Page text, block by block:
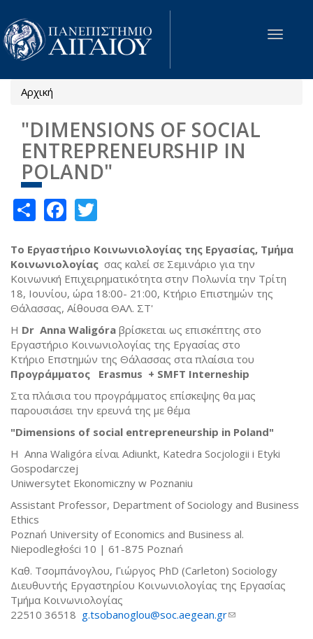
Παράκαμψη προς το κυρίως περιεχόμενο
Toggle
Είστε εδώ
Αρχική
"DIMENSIONS OF SOCIAL
ENTREPRENEURSHIP IN
POLAND"
ShareFacebook
Το Εργαστήριο Κοινωνιολογίας της Εργασίας, Τμήμα
Κοινωνιολογίας σας καλεί σε Σεμινάριο για την
Κοινωνική Επιχειρηματικότητα στην Πολωνία την Τρίτη
18, Ιουνίου, ώρα 18:00- 21:00, Κτήριο Επιστημών της
Θάλασσας, Αίθουσα ΘΑΛ. ΣΤ'
Η Dr Anna Waligóra βρίσκεται ως επισκέπτης στο
Εργαστήριο Κοινωνιολογίας της Εργασίας στο
Κτήριο Επστημών της Θάλασσας στα πλαίσια του
Προγράμματος Erasmus + SMFT Interneship
Στα πλάισια του προγράμματος επίσκεψης θα μας
παρουσιάσει την ερευνά της με θέμα
"Dimensions of social entrepreneurship in Poland"
Η Anna Waligóra είναι Adiunkt, Katedra Socjologii i Etyki
Gospodarczej
Uniwersytet Ekonomiczny w Poznaniu
Assistant Professor, Department of Sociology and Business
Ethics
Poznań University of Economics and Business al.
Niepodległości 10 | 61-875 Poznań
Καθ. Τσομπάνογλου, Γιώργος PhD (Carleton) Sociology
Διευθυντής Εργαστηρίου Κοινωνιολογίας της Εργασίας
Τμήμα Κοινωνιολογίας
22510 36518 g.tsobanoglou@soc.aegean.gr(link sends e-